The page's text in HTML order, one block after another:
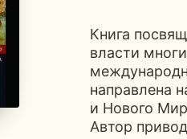
Книга
власти
направлена
и Нового
Автор